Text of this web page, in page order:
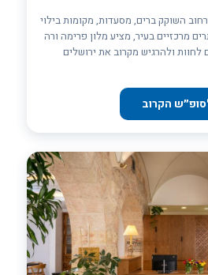
השוקק ברים, מסעדות, מקומות בילוי
מרכזיים בעיר, מציע מלון פרימה ורה
לחוות ולהרגיש מקרוב את ירושלים
נגיעות צבע, צמחייה עשירה ואור טבעי
המרהיב של ירושלים מלמעלה.
הקרוב